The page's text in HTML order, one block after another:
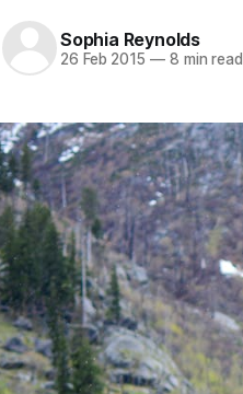
Sophia Reynolds
26 Feb 2015 —8 min read